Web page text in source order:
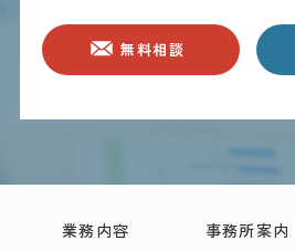
＜ご本人の照会＞
お客さまがご本人の個人情報の照会
させていただきます。
当事務所は、保有する個人情報に関
法令、その他規範を遵守するととも
を適宜見直し、その改善に努めます。
無料相談
業務内容 事務所案内